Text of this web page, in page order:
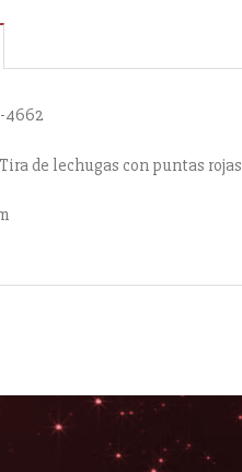
de lechugas con puntas rojas